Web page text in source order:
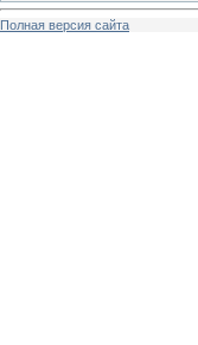
Полная версия сайта